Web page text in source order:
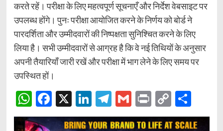
करते रहें। परीक्षा के लिए महत्वपूर्ण सूचनाएँ और निर्देश वेबसाइट पर
उपलब्ध होंगे। पुनः परीक्षा आयोजित करने के निर्णय को बोर्ड ने
पारदर्शिता और उम्मीदवारों की निष्पक्षता सुनिश्चित करने के लिए
लिया है। सभी उम्मीदवारों से आग्रह है कि वे नई तिथियों के अनुसार
अपनी तैयारियाँ जारी रखें और परीक्षा में भाग लेने के लिए समय पर
उपस्थित हों।
WhatsApp
Facebook
X LinkedIn
Telegram
Gmail
Print
Copy
Link